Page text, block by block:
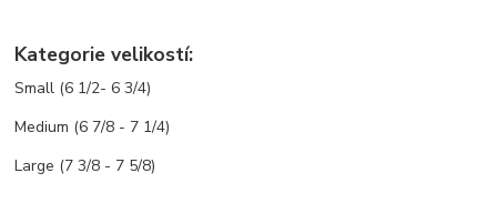
Kategorie velikostí:
Small (6 1/2- 6 3/4)
Medium (6 7/8 - 7 1/4)
Large (7 3/8 - 7 5/8)